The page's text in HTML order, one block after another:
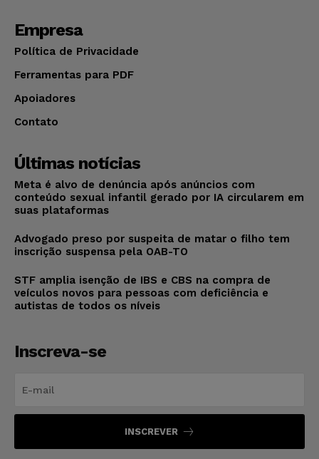
Empresa
Política de Privacidade
Ferramentas para PDF
Apoiadores
Contato
Últimas notícias
Meta é alvo de denúncia após anúncios com
conteúdo sexual infantil gerado por IA circularem em
suas plataformas
Advogado preso por suspeita de matar o filho tem
inscrição suspensa pela OAB-TO
STF amplia isenção de IBS e CBS na compra de
veículos novos para pessoas com deficiência e
autistas de todos os níveis
Inscreva-se
INSCREVER